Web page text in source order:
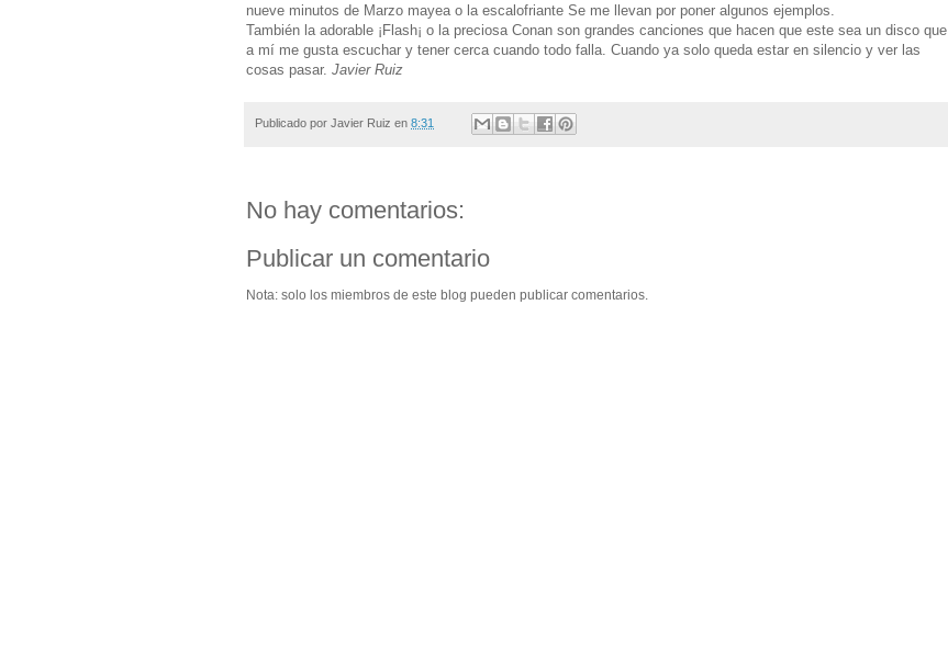
nueve minutos de Marzo mayea o la escalofriante Se me llevan por poner algunos ejemplos.
También la adorable ¡Flash¡ o la preciosa Conan son grandes canciones que hacen que este sea un disco que
a mí me gusta escuchar y tener cerca cuando todo falla. Cuando ya solo queda estar en silencio y ver las
cosas pasar. Javier Ruiz
Publicado por Javier Ruiz en 8:31
No hay comentarios:
Publicar un comentario
Nota: solo los miembros de este blog pueden publicar comentarios.